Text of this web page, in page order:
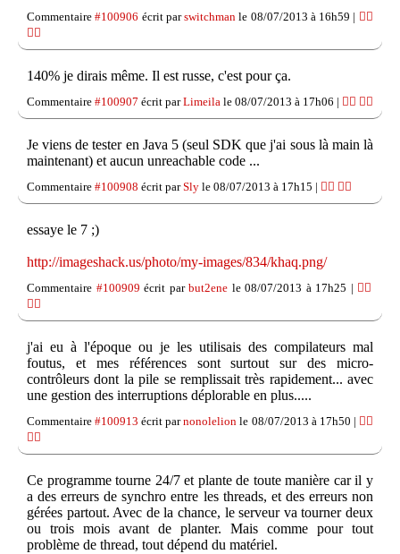
Commentaire#100906 écrit parswitchman le 08/07/2013 à 16h59 | 👍🏽
👎🏽
140% je dirais même. Il est russe, c'est pour ça.
Commentaire #100907 écrit parLimeila le 08/07/2013 à 17h06 | 👍🏽 👎🏽
Je viens de tester en Java 5 (seul SDK que j'ai sous là main là
maintenant) et aucun unreachable code ...
Commentaire #100908 écrit parSly le 08/07/2013 à 17h15 | 👍🏽 👎🏽
essaye le 7 ;)
http://imageshack.us/photo/my-images/834/khaq.png/
Commentaire #100909 écrit parbut2ene le 08/07/2013 à 17h25 | 👍🏽
👎🏽
j'ai eu à l'époque ou je les utilisais des compilateurs mal
foutus, et mes références sont surtout sur des micro-
contrôleurs dont la pile se remplissait très rapidement... avec
une gestion des interruptions déplorable en plus.....
Commentaire#100913 écrit parnonolelion le 08/07/2013 à 17h50 | 👍🏽
👎🏽
Ce programme tourne 24/7 et plante de toute manière car il y
a des erreurs de synchro entre les threads, et des erreurs non
gérées partout. Avec de la chance, le serveur va tourner deux
ou trois mois avant de planter. Mais comme pour tout
problème de thread, tout dépend du matériel.